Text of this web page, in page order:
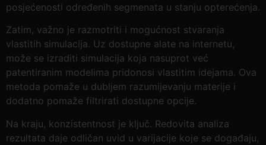
posjećenosti određenih segmenata u stanju opterećenja.
Zatim, važno je razmotriti i mogućnost stvaranja
vlastitih simulacija. Uz dostupne alate na internetu,
može se izraditi simulacija koja nasuprot već
patentiranim modelima pridonosi vlastitim idejama. Ova
metoda pomaže u dubljem razumijevanju materije i
dodatno pomaže filtrirati dostupne opcije.
Na kraju, konzistentnost je ključ. Redovita analiza
rezultata daje odličan uvid u varijacije koje se događaju,